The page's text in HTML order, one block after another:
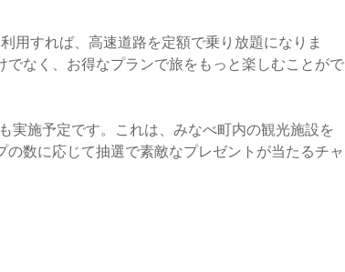
用すれば、高速道路を定額で乗り放題になりま
なく、お得なプランで旅をもっと楽しむことがで
実施予定です。これは、みなべ町内の観光施設を
数に応じて抽選で素敵なプレゼントが当たるチャ